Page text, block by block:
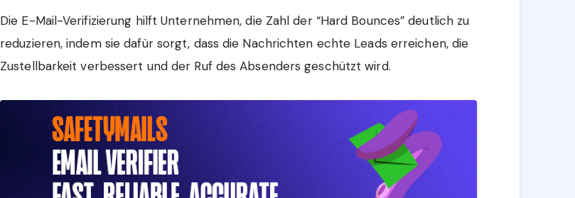
Die E-Mail-Verifizierung hilft Unternehmen, die Zahl der “Hard Bounces” deutlich zu
reduzieren, indem sie dafür sorgt, dass die Nachrichten echte Leads erreichen, die
Zustellbarkeit verbessert und der Ruf des Absenders geschützt wird.